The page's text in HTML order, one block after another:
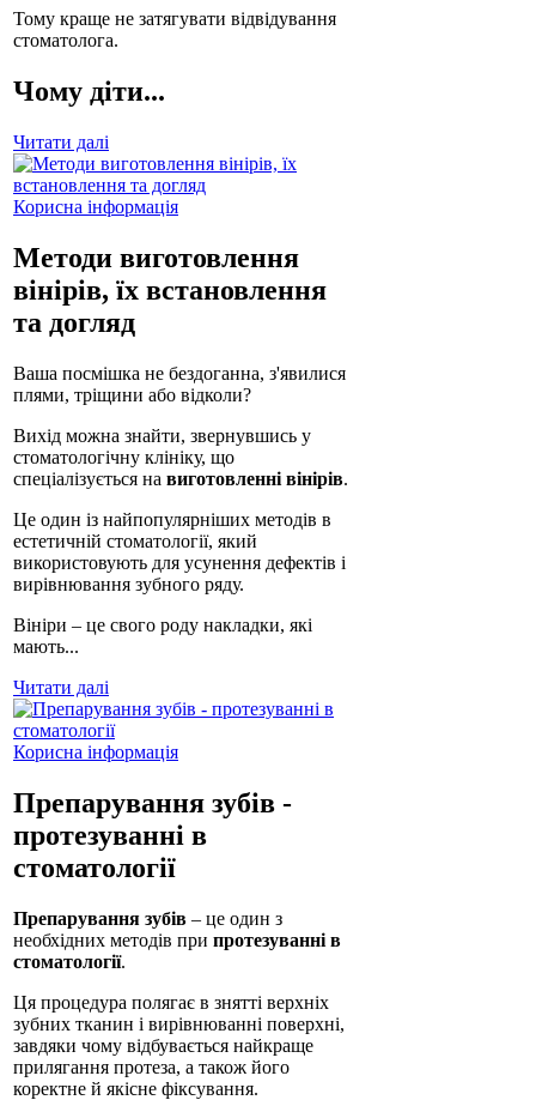
Тому краще не затягувати відвідування
стоматолога.
Чому діти...
Читати далі
Корисна інформація
Методи виготовлення
вінірів, їх встановлення
та догляд
Ваша посмішка не бездоганна, з'явилися
плями, тріщини або відколи?
Вихід можна знайти, звернувшись у
стоматологічну клініку, що
спеціалізується на виготовленні вінірів.
Це один із найпопулярніших методів в
естетичній стоматології, який
використовують для усунення дефектів і
вирівнювання зубного ряду.
Вініри – це свого роду накладки, які
мають...
Читати далі
Корисна інформація
Препарування зубів -
протезуванні в
стоматології
Препарування зубів – це один з
необхідних методів при протезуванні в
стоматології.
Ця процедура полягає в знятті верхніх
зубних тканин і вирівнюванні поверхні,
завдяки чому відбувається найкраще
прилягання протеза, а також його
коректне й якісне фіксування.